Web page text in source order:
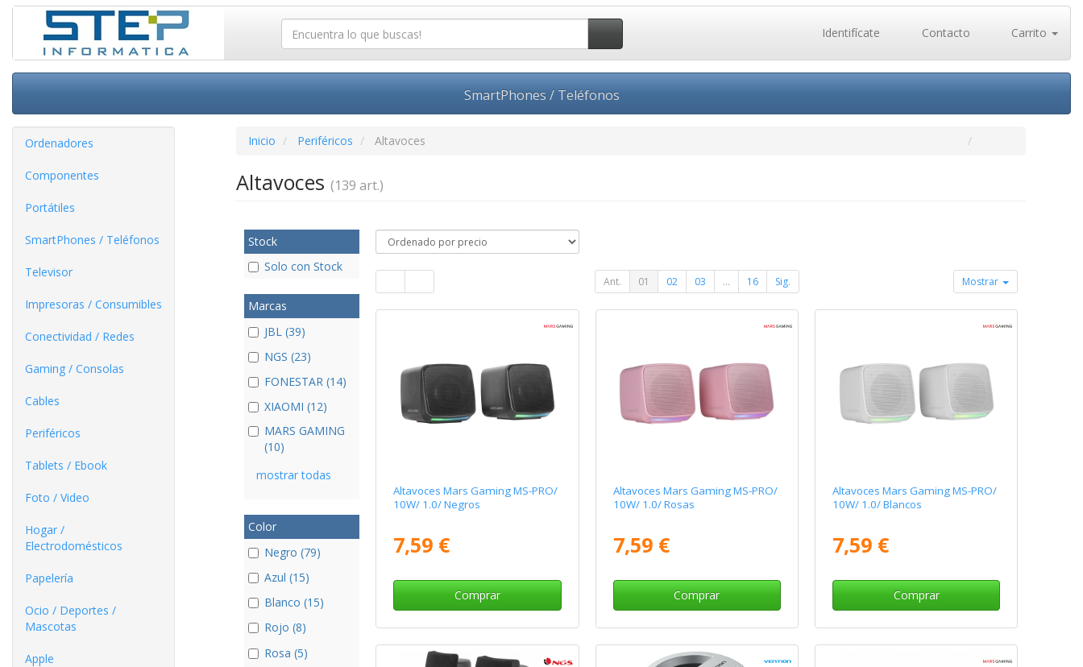
Identifícate Contacto Carrito
SmartPhones / Teléfonos
Ordenadores
Componentes
Portátiles
SmartPhones / Teléfonos
Televisor
Impresoras / Consumibles
Conectividad / Redes
Gaming / Consolas
Cables
Periféricos
Tablets / Ebook
Foto / Video
Hogar /
Electrodomésticos
Papelería
Ocio / Deportes /
Mascotas
Apple
Inicio Periféricos Altavoces
Altavoces (139 art.)
Stock
Solo con Stock
Marcas
JBL (39)
NGS (23)
FONESTAR (14)
XIAOMI (12)
MARS GAMING
(10)
mostrar todas
Color
Negro (79)
Azul (15)
Blanco (15)
Rojo (8)
Rosa (5)
Ant. 01 02 03 ... 16 Sig. Mostrar
Altavoces Mars Gaming MS-PRO/
10W/ 1.0/ Negros
7,59 €
Comprar
Altavoces Mars Gaming MS-PRO/
10W/ 1.0/ Rosas
7,59 €
Comprar
Altavoces Mars Gaming MS-PRO/
10W/ 1.0/ Blancos
7,59 €
Comprar